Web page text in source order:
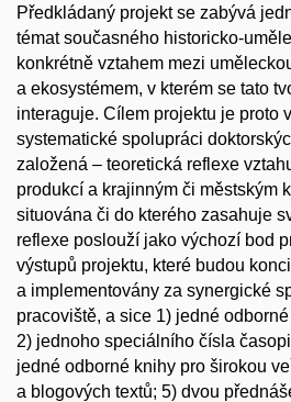
Předkládaný projekt se zabývá
témat současného historicko-
konkrétně vztahem mezi
a ekosystémem, v kterém se tato
interaguje. Cílem projektu je proto
systematické spolupráci
založená – teoretická reflexe
produkcí a krajinným či městským
situována či do kterého zasahuje
reflexe poslouží jako výchozí bod
výstupů projektu, které budou
a implementovány za synergické
pracoviště, a sice 1) jedné
2) jednoho speciálního čísla
jedné odborné knihy pro širokou
a blogových textů; 5) dvou